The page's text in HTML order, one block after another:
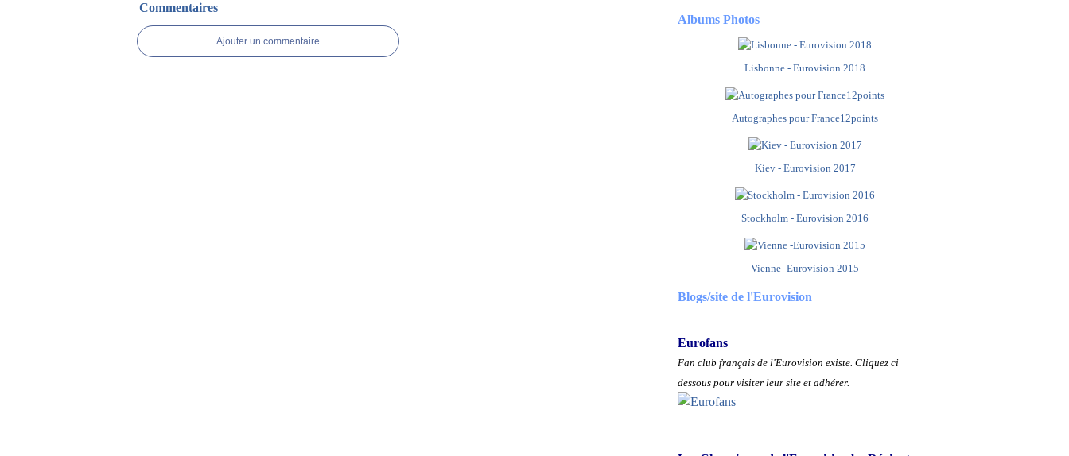
Commentaires
Ajouter un commentaire
Albums Photos
Lisbonne - Eurovision 2018
Autographes pour France12points
Kiev - Eurovision 2017
Stockholm - Eurovision 2016
Vienne -Eurovision 2015
Blogs/site de l'Eurovision
Eurofans
Fan club français de l'Eurovision existe. Cliquez ci
dessous pour visiter leur site et adhérer.